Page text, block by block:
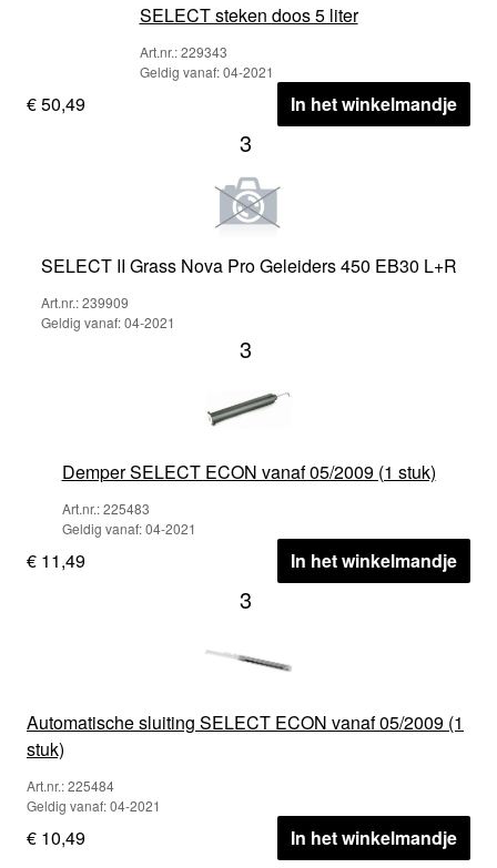
SELECT steken doos 5 liter
Art.nr.: 229343
Geldig vanaf: 04-2021
€ 50,49 In het winkelmandje
3
SELECT II Grass Nova Pro Geleiders 450 EB30 L+R
Art.nr.: 239909
Geldig vanaf: 04-2021
3
Demper SELECT ECON vanaf 05/2009 (1 stuk)
Art.nr.: 225483
Geldig vanaf: 04-2021
€ 11,49 In het winkelmandje
3
Automatische sluiting SELECT ECON vanaf 05/2009 (1
stuk)
Art.nr.: 225484
Geldig vanaf: 04-2021
€ 10,49 In het winkelmandje